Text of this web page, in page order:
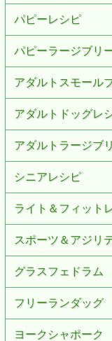
パピーレシピ
パピーラージブリ
アダルトスモール
アダルトドッグレ
アダルトラージブ
シニアレシピ
ライト＆フィット
スポーツ＆アジリ
グラスフェドラム
フリーランダッグ
ヨークシャポーク